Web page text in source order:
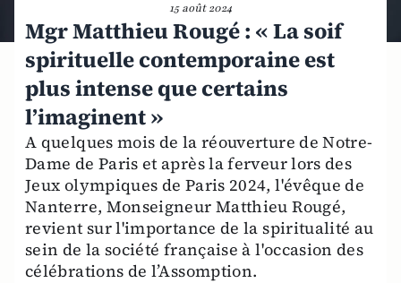
15 août 2024
Mgr Matthieu Rougé : « La soif
spirituelle contemporaine est
plus intense que certains
l’imaginent »
A quelques mois de la réouverture de Notre-
Dame de Paris et après la ferveur lors des
Jeux olympiques de Paris 2024, l'évêque de
Nanterre, Monseigneur Matthieu Rougé,
revient sur l'importance de la spiritualité au
sein de la société française à l'occasion des
célébrations de l’Assomption.